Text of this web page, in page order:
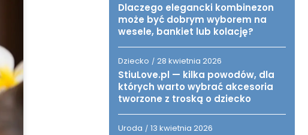
Dlaczego elegancki kombinezon
może być dobrym wyborem na
wesele, bankiet lub kolację?
Dziecko / 28 kwietnia 2026
StiuLove.pl — kilka powodów, dla
których warto wybrać akcesoria
tworzone z troską o dziecko
Uroda / 13 kwietnia 2026